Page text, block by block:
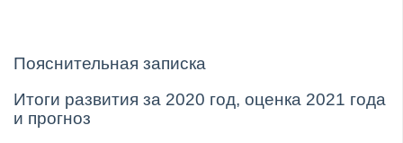
Пояснительная записка
Итоги развития за 2020 год, оценка 2021 года
и прогноз